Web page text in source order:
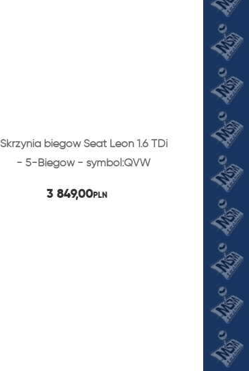
Skrzynia biegów Seat Leon 1.6 TDi
- 5-Biegów - symbol:QVW
3 849,00PLN